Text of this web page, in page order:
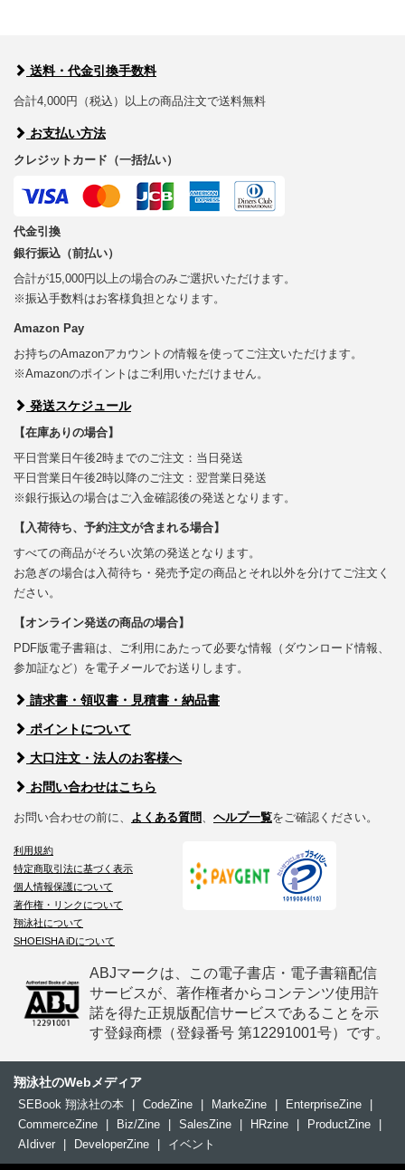
送料・代金引換手数料
合計4,000円（税込）以上の商品注文で送料無料
お支払い方法
クレジットカード（一括払い）
代金引換
銀行振込（前払い）
合計が15,000円以上の場合のみご選択いただけます。
※振込手数料はお客様負担となります。
Amazon Pay
お持ちのAmazonアカウントの情報を使ってご注文いただけます。
※Amazonのポイントはご利用いただけません。
発送スケジュール
【在庫ありの場合】
平日営業日午後2時までのご注文：当日発送
平日営業日午後2時以降のご注文：翌営業日発送
※銀行振込の場合はご入金確認後の発送となります。
【入荷待ち、予約注文が含まれる場合】
すべての商品がそろい次第の発送となります。
お急ぎの場合は入荷待ち・発売予定の商品とそれ以外を分けてご注文く
ださい。
【オンライン発送の商品の場合】
PDF版電子書籍は、ご利用にあたって必要な情報（ダウンロード情報、
参加証など）を電子メールでお送りします。
請求書・領収書・見積書・納品書
ポイントについて
大口注文・法人のお客様へ
お問い合わせはこちら
お問い合わせの前に、 よくある質問 ヘルプ一覧をご確認ください。
利用規約
特定商取引法に基づく表示
個人情報保護について
著作権・リンクについて
翔泳社について
SHOEISHA iDについて
ABJマークは、この電子書店・電子書籍配信
サービスが、著作権者からコンテンツ使用許
諾を得た正規版配信サービスであることを示
す登録商標（登録番号 第12291001号）です。
翔泳社のWebメディア
SEBook 翔泳社の本 | CodeZine | MarkeZine | EnterpriseZine
|
CommerceZine
| Biz/Zine | SalesZine | HRzine | ProductZine
|
AIdiver
| DeveloperZine | イベント